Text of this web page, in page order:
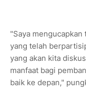
"Saya
yang telah
yang akan kita
manfaat bagi
baik ke depan,"